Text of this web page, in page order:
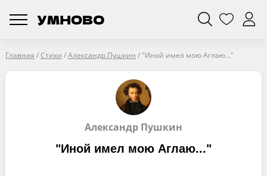
Главная /Стихи /Александр Пушкин / "Иной имел мою Аглаю..."
Александр Пушкин
"Иной имел мою Аглаю..."